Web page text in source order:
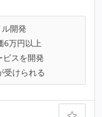
開発
6万円以上
ビスを開発
受けられる